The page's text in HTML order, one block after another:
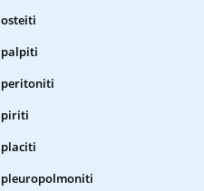
osteiti
palpiti
peritoniti
piriti
placiti
pleuropolmoniti